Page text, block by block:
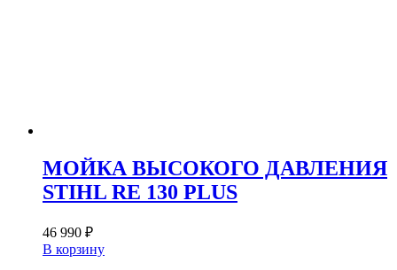
МОЙКА ВЫСОКОГО ДАВЛЕНИЯ
STIHL RE 130 PLUS
46 990 ₽
В корзину